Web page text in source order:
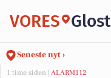
VORES
Seneste nyt ›
1 time siden | ALARM112